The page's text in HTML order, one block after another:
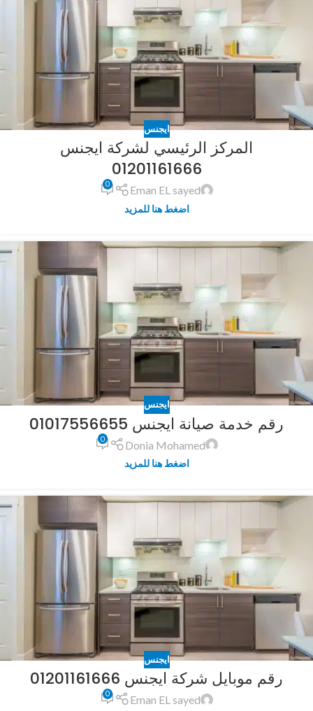
ايجنس
المركز الرئيسي لشركة ايجنس
01201161666
Eman EL sayed
0
اضغط هنا للمزيد
ايجنس
رقم خدمة صيانة ايجنس 01017556655
Donia Mohamed
0
اضغط هنا للمزيد
ايجنس
رقم موبايل شركة ايجنس 01201161666
Eman EL sayed
0